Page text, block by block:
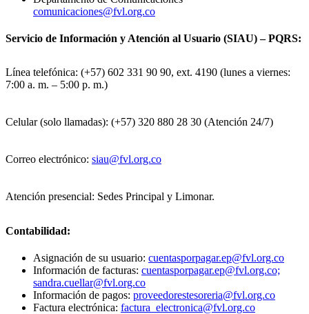
comunicaciones@fvl.org.co
Servicio de Información y Atención al Usuario (SIAU) – PQRS:
Línea telefónica: (+57) 602 331 90 90, ext. 4190 (lunes a viernes:
7:00 a. m. – 5:00 p. m.)
Celular (solo llamadas): (+57) 320 880 28 30 (Atención 24/7)
Correo electrónico: siau@fvl.org.co
Atención presencial: Sedes Principal y Limonar.
Contabilidad:
Asignación de su usuario: cuentasporpagar.ep@fvl.org.co
Información de facturas: cuentasporpagar.ep@fvl.org.co;
sandra.cuellar@fvl.org.co
Información de pagos: proveedorestesoreria@fvl.org.co
Factura electrónica: factura_electronica@fvl.org.co